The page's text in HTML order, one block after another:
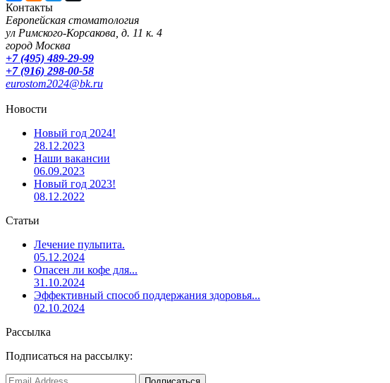
Контакты
Европейская стоматология
ул Римского-Корсакова, д. 11 к. 4
город Москва
+7 (495) 489-29-99
+7 (916) 298-00-58
eurostom2024@bk.ru
Новости
Новый год 2024!
28.12.2023
Наши вакансии
06.09.2023
Новый год 2023!
08.12.2022
Статьи
Лечение пульпита.
05.12.2024
Опасен ли кофе для...
31.10.2024
Эффективный способ поддержания здоровья...
02.10.2024
Рассылка
Подписаться на рассылку: